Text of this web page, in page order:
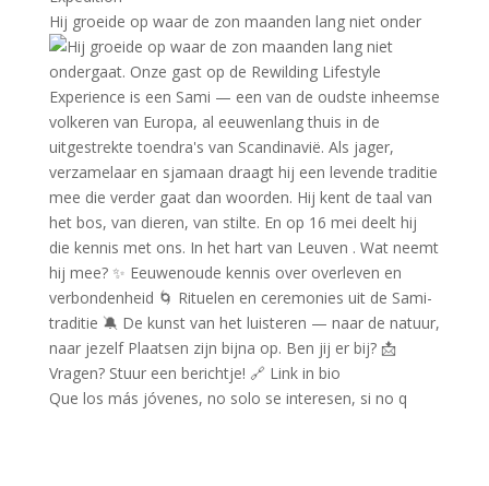
Hij groeide op waar de zon maanden lang niet onder
Que los más jóvenes, no solo se interesen, si no q